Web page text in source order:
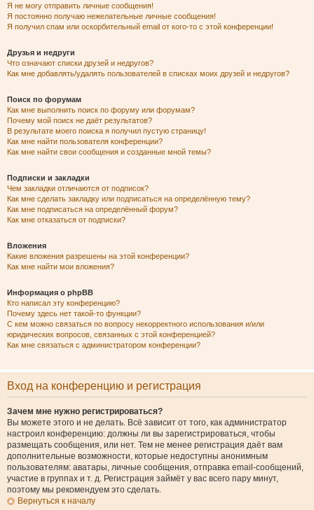
Я не могу отправить личные сообщения!
Я постоянно получаю нежелательные личные сообщения!
Я получил спам или оскорбительный email от кого-то с этой конференции!
Друзья и недруги
Что означают списки друзей и недругов?
Как мне добавлять/удалять пользователей в списках моих друзей и недругов?
Поиск по форумам
Как мне выполнить поиск по форуму или форумам?
Почему мой поиск не даёт результатов?
В результате моего поиска я получил пустую страницу!
Как мне найти пользователя конференции?
Как мне найти свои сообщения и созданные мной темы?
Подписки и закладки
Чем закладки отличаются от подписок?
Как мне сделать закладку или подписаться на определённую тему?
Как мне подписаться на определённый форум?
Как мне отказаться от подписки?
Вложения
Какие вложения разрешены на этой конференции?
Как мне найти мои вложения?
Информация о phpBB
Кто написал эту конференцию?
Почему здесь нет такой-то функции?
С кем можно связаться по вопросу некорректного использования и/или
юридических вопросов, связанных с этой конференцией?
Как мне связаться с администратором конференции?
Вход на конференцию и регистрация
Зачем мне нужно регистрироваться?
Вы можете этого и не делать. Всё зависит от того, как администратор
настроил конференцию: должны ли вы зарегистрироваться, чтобы
размещать сообщения, или нет. Тем не менее регистрация даёт вам
дополнительные возможности, которые недоступны анонимным
пользователям: аватары, личные сообщения, отправка email-сообщений,
участие в группах и т. д. Регистрация займёт у вас всего пару минут,
поэтому мы рекомендуем это сделать.
Вернуться к началу